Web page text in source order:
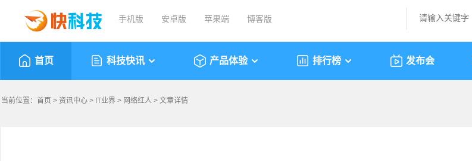
手机版 安卓版 苹果端 博客版
首页 科技快讯 产品体验 排行榜 发布会
当前位置： 首页 > 资讯中心 > IT业界 > 网络红人 > 文章详情